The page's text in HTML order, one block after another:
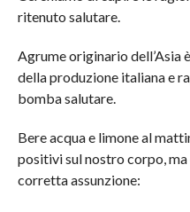
ritenuto salutare.
Agrume originario
della produzione italiana e
bomba salutare.
Bere acqua e limone al
positivi sul nostro corpo, ma
corretta assunzione: